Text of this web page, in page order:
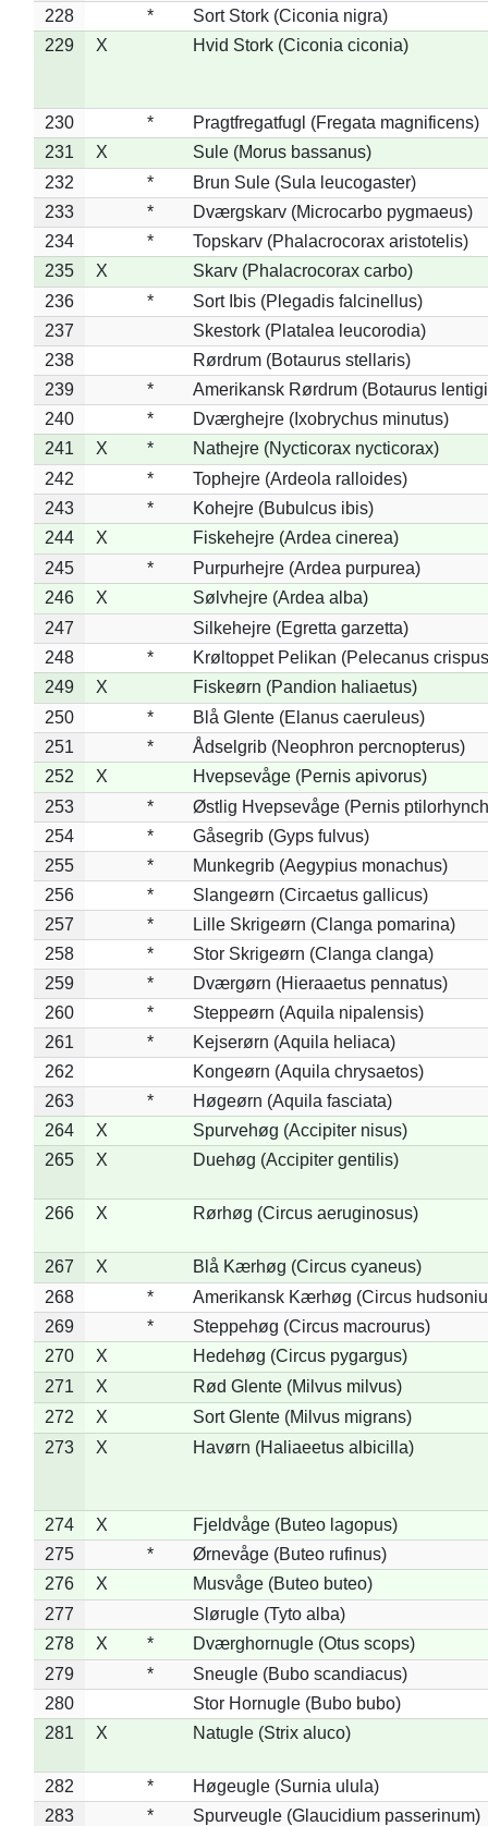
228
*
Sort Stork (Ciconia nigra)
229
X Hvid Stork (Ciconia ciconia)
230 *
Pragtfregatfugl (Fregata magnificens)
231
X
Sule (Morus bassanus)
232
*
Brun Sule (Sula leucogaster)
233
*
Dværgskarv (Microcarbo pygmaeus)
234
*
Topskarv (Phalacrocorax aristotelis)
235
X
Skarv (Phalacrocorax carbo)
236
*
Sort Ibis (Plegadis falcinellus)
237
Skestork (Platalea leucorodia)
238
Rørdrum (Botaurus stellaris)
239
*
Amerikansk Rørdrum (Botaurus
240
*
Dværghejre (Ixobrychus minutus)
241
X *
Nathejre (Nycticorax nycticorax)
242
*
Tophejre (Ardeola ralloides)
243
*
Kohejre (Bubulcus ibis)
244
X
Fiskehejre (Ardea cinerea)
245
*
Purpurhejre (Ardea purpurea)
246
X
Sølvhejre (Ardea alba)
247
Silkehejre (Egretta garzetta)
248
*
Krøltoppet Pelikan (Pelecanus
249
X
Fiskeørn (Pandion haliaetus)
250
*
Blå Glente (Elanus caeruleus)
251
*
Ådselgrib (Neophron percnopterus)
252
X
Hvepsevåge (Pernis apivorus)
253
*
Østlig Hvepsevåge (Pernis
254
*
Gåsegrib (Gyps fulvus)
255
*
Munkegrib (Aegypius monachus)
256
*
Slangeørn (Circaetus gallicus)
257
*
Lille Skrigeørn (Clanga pomarina)
258
*
Stor Skrigeørn (Clanga clanga)
259
*
Dværgørn (Hieraaetus pennatus)
260
*
Steppeørn (Aquila nipalensis)
261
*
Kejserørn (Aquila heliaca)
262
Kongeørn (Aquila chrysaetos)
263
*
Høgeørn (Aquila fasciata)
264
X
Spurvehøg (Accipiter nisus)
265
X Duehøg (Accipiter gentilis)
266 X Rørhøg (Circus aeruginosus)
267 X
Blå Kærhøg (Circus cyaneus)
268
*
Amerikansk Kærhøg (Circus
269
*
Steppehøg (Circus macrourus)
270
X
Hedehøg (Circus pygargus)
271
X
Rød Glente (Milvus milvus)
272
X
Sort Glente (Milvus migrans)
273
X Havørn (Haliaeetus albicilla)
274 X
Fjeldvåge (Buteo lagopus)
275
*
Ørnevåge (Buteo rufinus)
276
X
Musvåge (Buteo buteo)
277
Slørugle (Tyto alba)
278
X *
Dværghornugle (Otus scops)
279
*
Sneugle (Bubo scandiacus)
280
Stor Hornugle (Bubo bubo)
281
X Natugle (Strix aluco)
282 *
Høgeugle (Surnia ulula)
283
*
Spurveugle (Glaucidium passerinum)